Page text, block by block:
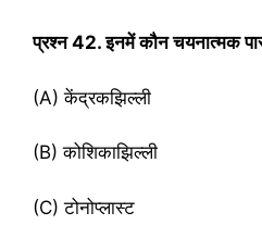
प्रश्‍न42. इनमें कौन चयनात्मक
(A) केंद्रकझिल्ली
(B) कोशिकाझिल्ली
(C) टोनोप्लास्ट